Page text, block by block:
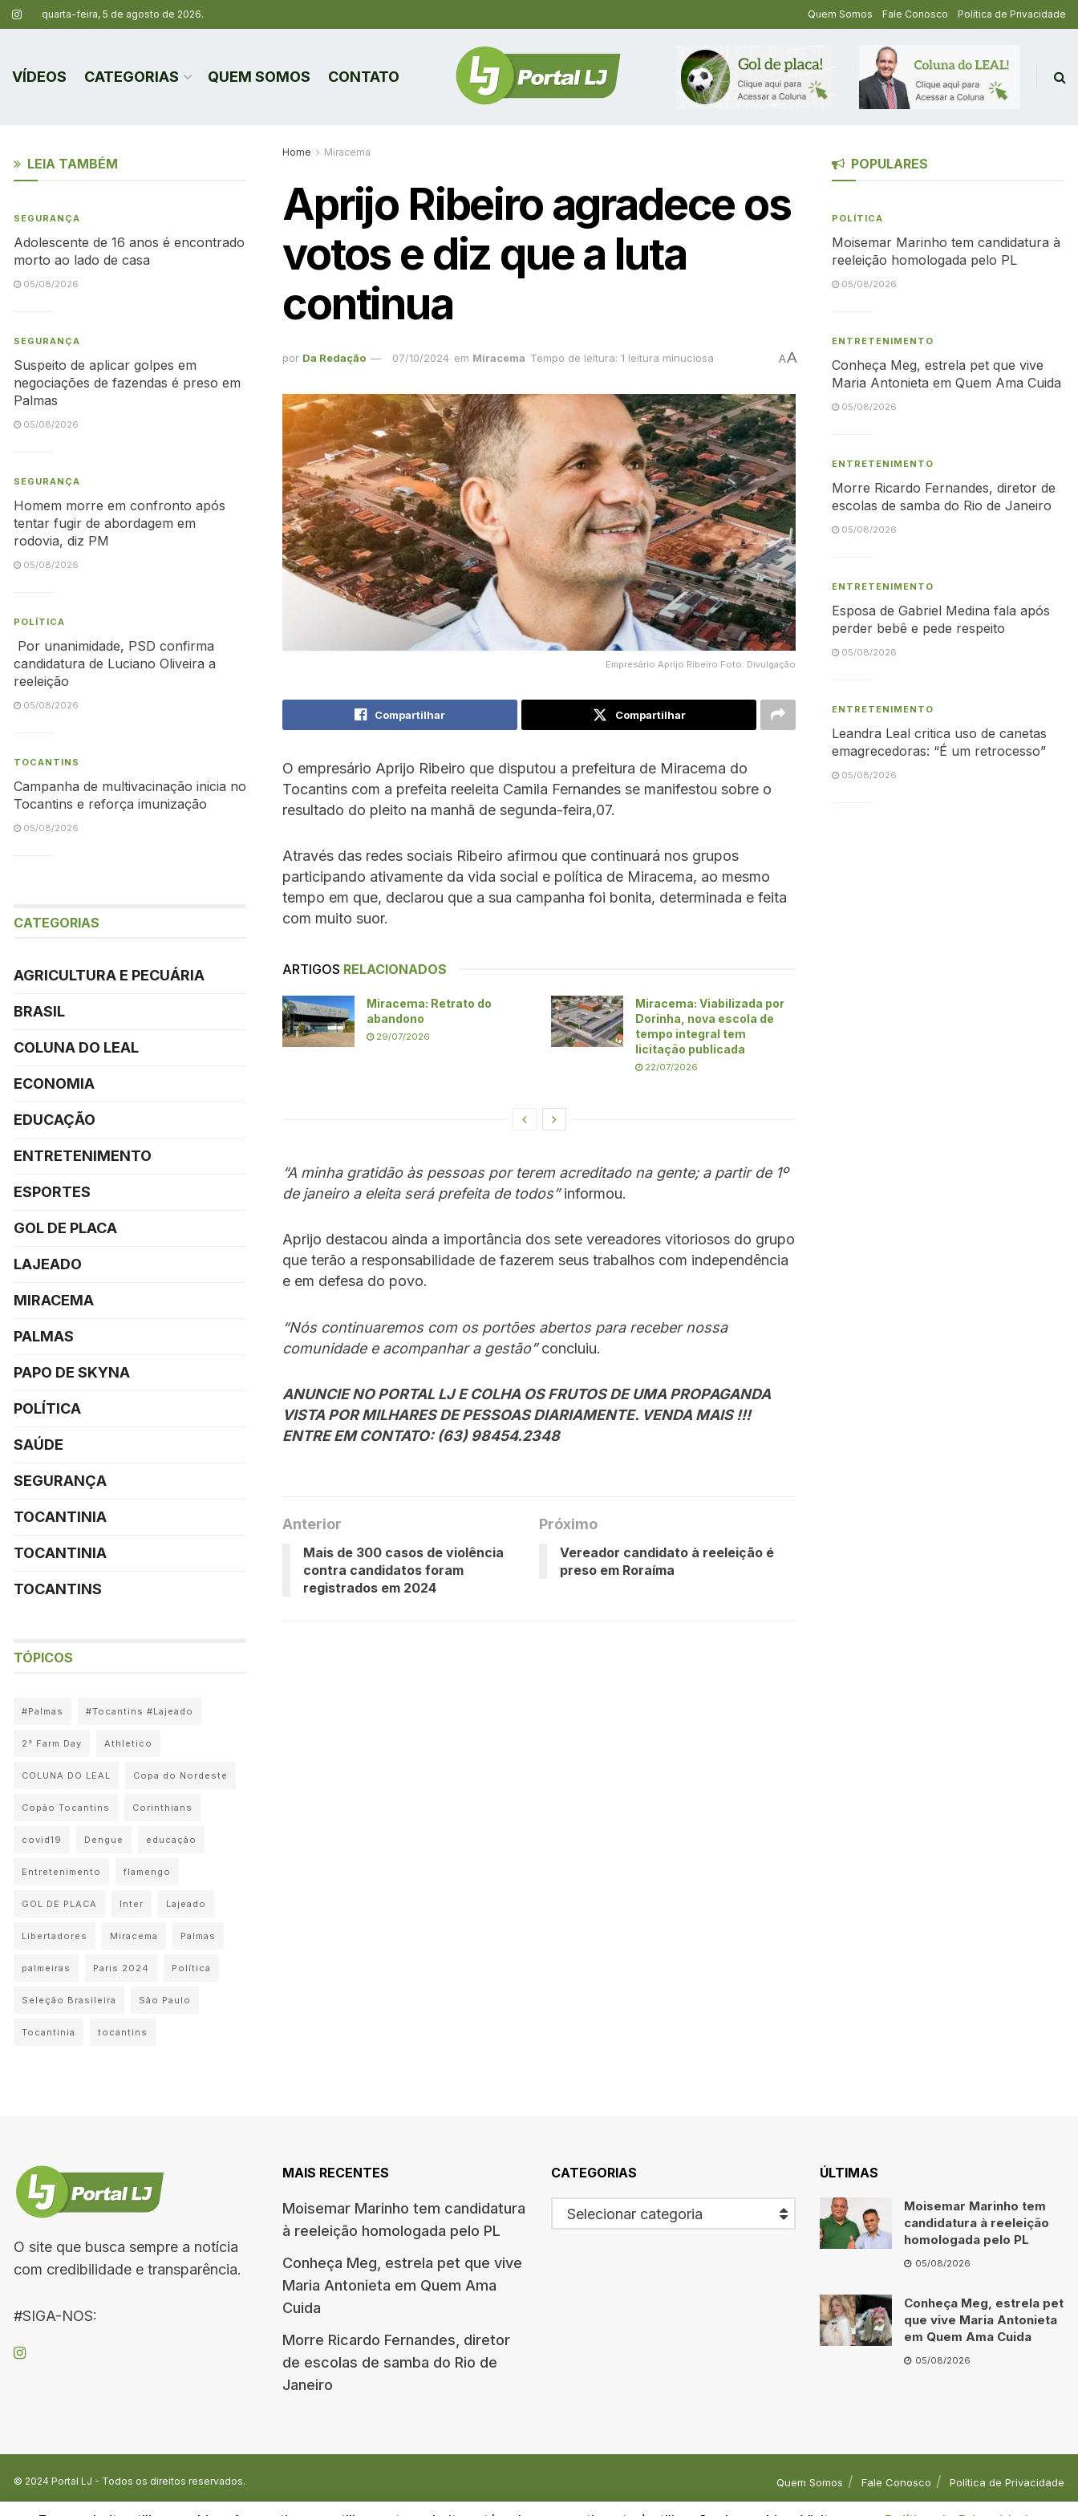
quarta-feira, 5 de agosto de 2026. Quem Somos Fale Conosco Política de Privacidade
VÍDEOS CATEGORIAS QUEM SOMOS CONTATO
Home Miracema
Aprijo Ribeiro agradece os
votos e diz que a luta
continua
por Da Redação 07/10/2024 em Miracema Tempo de leitura: 1 leitura minuciosa AA
Empresário Aprijo Ribeiro Foto: Divulgação
Compartilhar Compartilhar
O empresário Aprijo Ribeiro que disputou a prefeitura de Miracema do
Tocantins com a prefeita reeleita Camila Fernandes se manifestou sobre o
resultado do pleito na manhã de segunda-feira,07.
Através das redes sociais Ribeiro afirmou que continuará nos grupos
participando ativamente da vida social e política de Miracema, ao mesmo
tempo em que, declarou que a sua campanha foi bonita, determinada e feita
com muito suor.
ARTIGOS RELACIONADOS
Miracema: Retrato do
abandono
29/07/2026
Miracema: Viabilizada por
Dorinha, nova escola de
tempo integral tem
licitação publicada
22/07/2026
“A minha gratidão às pessoas por terem acreditado na gente; a partir de 1º
de janeiro a eleita será prefeita de todos”informou.
Aprijo destacou ainda a importância dos sete vereadores vitoriosos do grupo
que terão a responsabilidade de fazerem seus trabalhos com independência
e em defesa do povo.
“Nós continuaremos com os portões abertos para receber nossa
comunidade e acompanhar a gestão”concluiu.
ANUNCIE NO PORTAL LJ E COLHA OS FRUTOS DE UMA PROPAGANDA
VISTA POR MILHARES DE PESSOAS DIARIAMENTE. VENDA MAIS !!!
ENTRE EM CONTATO: (63) 98454.2348
Anterior
Mais de 300 casos de violência
contra candidatos foram
registrados em 2024
Próximo
Vereador candidato à reeleição é
preso em Roraíma
LEIA TAMBÉM
SEGURANÇA
Adolescente de 16 anos é encontrado
morto ao lado de casa
05/08/2026
SEGURANÇA
Suspeito de aplicar golpes em
negociações de fazendas é preso em
Palmas
05/08/2026
SEGURANÇA
Homem morre em confronto após
tentar fugir de abordagem em
rodovia, diz PM
05/08/2026
POLÍTICA
Por unanimidade, PSD confirma
candidatura de Luciano Oliveira a
reeleição
05/08/2026
TOCANTINS
Campanha de multivacinação inicia no
Tocantins e reforça imunização
05/08/2026
CATEGORIAS
AGRICULTURA E PECUÁRIA
BRASIL
COLUNA DO LEAL
ECONOMIA
EDUCAÇÃO
ENTRETENIMENTO
ESPORTES
GOL DE PLACA
LAJEADO
MIRACEMA
PALMAS
PAPO DE SKYNA
POLÍTICA
SAÚDE
SEGURANÇA
TOCANTINIA
TOCANTINIA
TOCANTINS
TÓPICOS
#Palmas #Tocantins #Lajeado
2° Farm Day Athletico
COLUNA DO LEAL Copa do Nordeste
Copão Tocantins Corinthians
covid19 Dengue educação
Entretenimento flamengo
GOL DE PLACA Inter Lajeado
Libertadores Miracema Palmas
palmeiras Paris 2024 Política
Seleção Brasileira São Paulo
Tocantinia tocantins
POPULARES
POLÍTICA
Moisemar Marinho tem candidatura à
reeleição homologada pelo PL
05/08/2026
ENTRETENIMENTO
Conheça Meg, estrela pet que vive
Maria Antonieta em Quem Ama Cuida
05/08/2026
ENTRETENIMENTO
Morre Ricardo Fernandes, diretor de
escolas de samba do Rio de Janeiro
05/08/2026
ENTRETENIMENTO
Esposa de Gabriel Medina fala após
perder bebê e pede respeito
05/08/2026
ENTRETENIMENTO
Leandra Leal critica uso de canetas
emagrecedoras: “É um retrocesso”
05/08/2026
O site que busca sempre a notícia
com credibilidade e transparência.
#SIGA-NOS:
MAIS RECENTES
Moisemar Marinho tem candidatura
à reeleição homologada pelo PL
Conheça Meg, estrela pet que vive
Maria Antonieta em Quem Ama
Cuida
Morre Ricardo Fernandes, diretor
de escolas de samba do Rio de
Janeiro
CATEGORIAS
Selecionar categoria
ÚLTIMAS
Moisemar Marinho tem
candidatura à reeleição
homologada pelo PL
05/08/2026
Conheça Meg, estrela pet
que vive Maria Antonieta
em Quem Ama Cuida
05/08/2026
Quem Somos Fale Conosco Política de Privacidade
© 2024 Portal LJ - Todos os direitos reservados.